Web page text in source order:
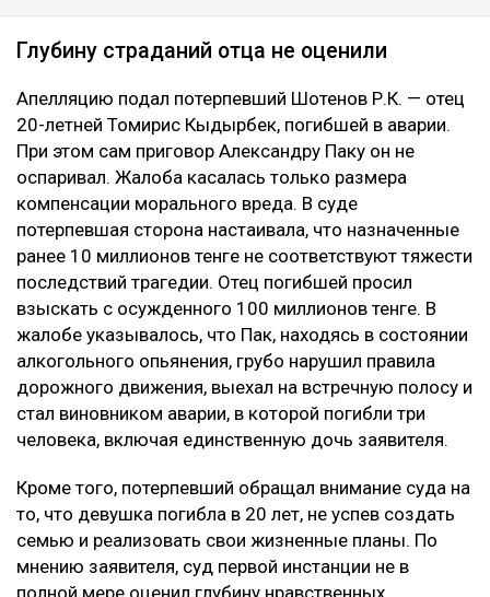
Глубину страданий отца не оценили
Апелляцию подал потерпевший Шотенов Р.К. — отец
20-летней Томирис Кыдырбек, погибшей в аварии.
При этом сам приговор Александру Паку он не
оспаривал. Жалоба касалась только размера
компенсации морального вреда. В суде
потерпевшая сторона настаивала, что назначенные
ранее 10 миллионов тенге не соответствуют тяжести
последствий трагедии. Отец погибшей просил
взыскать с осужденного 100 миллионов тенге. В
жалобе указывалось, что Пак, находясь в состоянии
алкогольного опьянения, грубо нарушил правила
дорожного движения, выехал на встречную полосу и
стал виновником аварии, в которой погибли три
человека, включая единственную дочь заявителя.
Кроме того, потерпевший обращал внимание суда на
то, что девушка погибла в 20 лет, не успев создать
семью и реализовать свои жизненные планы. По
мнению заявителя, суд первой инстанции не в